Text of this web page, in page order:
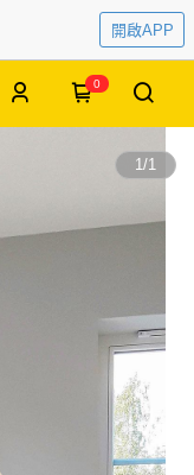
開啟APP
0
1/1